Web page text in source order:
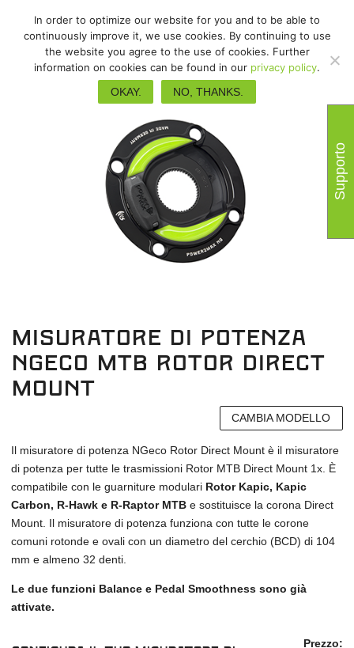
Misuratore di potenza
NGeco MTB Rotor Direct
Mount
CAMBIA MODELLO
Il misuratore di potenza NGeco Rotor Direct Mount è il misuratore
di potenza per tutte le trasmissioni Rotor MTB Direct Mount 1x. È
compatibile con le guarniture modulari Rotor Kapic, Kapic
Carbon, R-Hawk e R-Raptor MTB e sostituisce la corona Direct
Mount. Il misuratore di potenza funziona con tutte le corone
comuni rotonde e ovali con un diametro del cerchio (BCD) di 104
mm e almeno 32 denti.
Le due funzioni Balance e Pedal Smoothness sono già
attivate.
Prezzo:
Supporto
In order to optimize our website for you and to be able to
continuously improve it, we use cookies. By continuing to use
the website you agree to the use of cookies. Further
information on cookies can be found in our privacy policy.
OKAY.
NO, THANKS.